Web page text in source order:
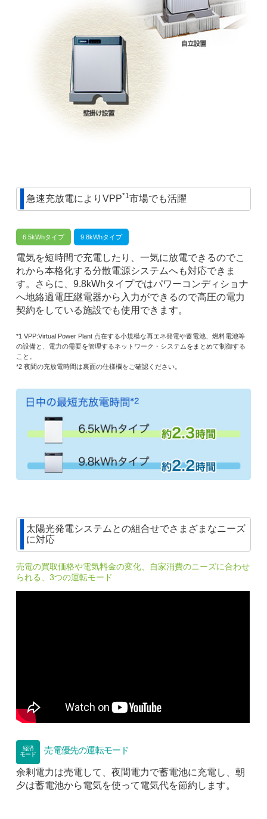
急速充放電によりVPP*1市場でも活躍
6.5kWhタイプ 9.8kWhタイプ
電気を短時間で充電したり、一気に放電できるのでこ
れから本格化する分散電源システムへも対応できま
す。さらに、9.8kWhタイプではパワーコンディショナ
へ地絡過電圧継電器から入力ができるので高圧の電力
契約をしている施設でも使用できます。
*1 VPP:Virtual Power Plant 点在する小規模な再エネ発電や蓄電池、燃料電池等
の設備と、電力の需要を管理するネットワーク・システムをまとめて制御する
こと。
*2 夜間の充放電時間は裏面の仕様欄をご確認ください。
太陽光発電システムとの組合せでさまざまなニーズ
に対応
売電の買取価格や電気料金の変化、自家消費のニーズに合わせ
られる、3つの運転モード
経済
モード
売電優先の運転モード
余剰電力は売電して、夜間電力で蓄電池に充電し、朝
夕は蓄電池から電気を使って電気代を節約します。